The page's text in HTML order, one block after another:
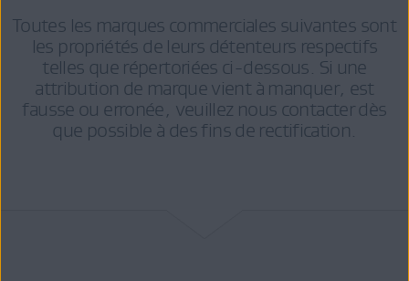
Toutes les marques commerciales suivantes sont
les propriétés de leurs détenteurs respectifs
telles que répertoriées ci-dessous. Si une
attribution de marque vient à manquer, est
fausse ou erronée, veuillez nous contacter dès
que possible à des fins de rectification.